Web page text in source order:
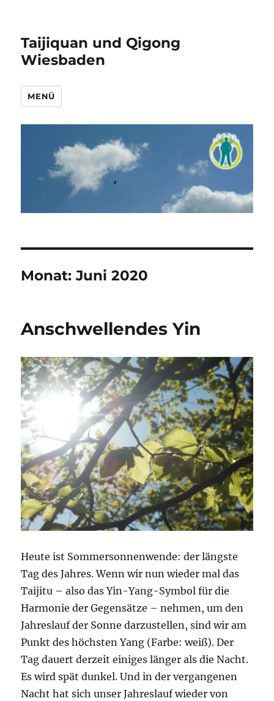
Taijiquan und Qigong
Wiesbaden
MENÜ
Monat:Juni 2020
Anschwellendes Yin
Heute ist Sommersonnenwende: der längste
Tag des Jahres. Wenn wir nun wieder mal das
Taijitu – also das Yin-Yang-Symbol für die
Harmonie der Gegensätze – nehmen, um den
Jahreslauf der Sonne darzustellen, sind wir am
Punkt des höchsten Yang (Farbe: weiß). Der
Tag dauert derzeit einiges länger als die Nacht.
Es wird spät dunkel. Und in der vergangenen
Nacht hat sich unser Jahreslauf wieder von